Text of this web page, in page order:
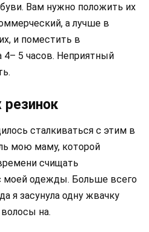
Вам нужно положить их
а лучше в
и поместить в
5 часов. Неприятный
резинок
сталкиваться с этим в
мою маму, которой
счищать
моей одежды. Больше всего
я засунула одну жвачку
на.